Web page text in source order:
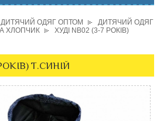
ДИТЯЧИЙ ОДЯГ ОПТОМ
ДИТЯЧИЙ ОДЯГ
ХЛОПЧИК
ХУДІ NB02 (3-7 РОКІВ)
Т.СИНІЙ